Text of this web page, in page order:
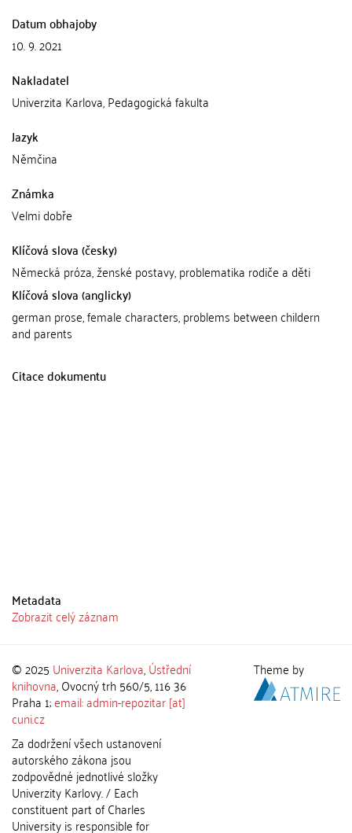
Datum obhajoby
10. 9. 2021
Nakladatel
Univerzita Karlova, Pedagogická fakulta
Jazyk
Němčina
Známka
Velmi dobře
Klíčová slova (česky)
Německá próza, ženské postavy, problematika rodiče a děti
Klíčová slova (anglicky)
german prose, female characters, problems between childern
and parents
Citace dokumentu
Metadata
Zobrazit celý záznam
© 2025 Univerzita Karlova,Ústřední
knihovna, Ovocný trh 560/5, 116 36
Praha 1;email: admin-repozitar [at]
cuni.cz
Za dodržení všech ustanovení
autorského zákona jsou
zodpovědné jednotlivé složky
Univerzity Karlovy. / Each
constituent part of Charles
University is responsible for
Theme by